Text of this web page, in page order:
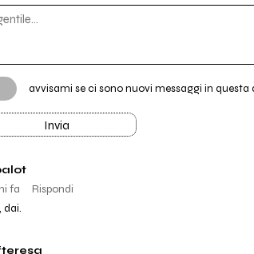
avvisami se ci sono nuovi messaggi in questa
Invia
fa
Rispondi
dai.